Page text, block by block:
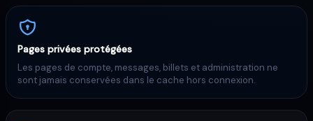
Pages privées protégées
Les pages de compte, messages, billets et administration ne
sont jamais conservées dans le cache hors connexion.